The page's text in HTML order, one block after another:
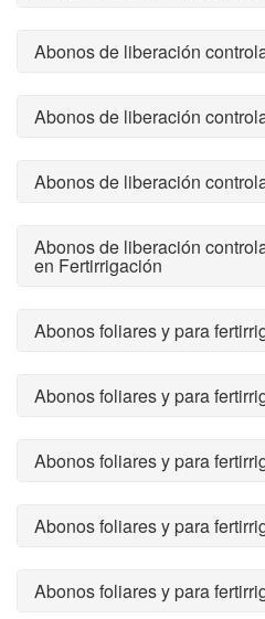
Abonos de liberación
Abonos de liberación
Abonos de liberación
Abonos de liberación
en Fertirrigación
Abonos foliares y para
Abonos foliares y para
Abonos foliares y para
Abonos foliares y para
Abonos foliares y para